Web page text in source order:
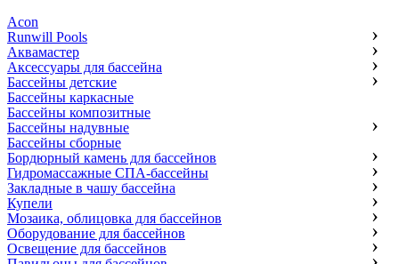
Acon
Runwill Pools
Аквамастер
Аксессуары для бассейна
Бассейны детские
Бассейны каркасные
Бассейны композитные
Бассейны надувные
Бассейны сборные
Бордюрный камень для бассейнов
Гидромассажные СПА-бассейны
Закладные в чашу бассейна
Купели
Мозаика, облицовка для бассейнов
Оборудование для бассейнов
Освещение для бассейнов